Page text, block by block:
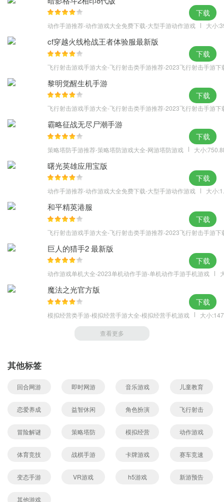
动作手游推荐-动作游戏大全免费下载-大型手游动作游戏 大小
下载
cf穿越火线枪战王者体验服最新版
飞行射击游戏手游大全-飞行射击类手游推荐-2023飞行射击手游下
下载
黎明觉醒生机手游
飞行射击游戏手游大全-飞行射击类手游推荐-2023飞行射击手游下
下载
霸略征战无尽尸潮手游
策略塔防手游推荐-策略塔防游戏大全-网游塔防游戏 大小
下载
曙光英雄应用宝版
动作手游推荐-动作游戏大全免费下载-大型手游动作游戏 大小
下载
和平精英港服
飞行射击游戏手游大全-飞行射击类手游推荐-2023飞行射击手游下
下载
巨人的猎手2 最新版
动作游戏单机大全-2023单机动作手游-单机动作手游手机游戏
下载
魔法之光官方版
模拟经营类手游-模拟经营手游大全-模拟经营手机游戏 大小
下载
查看更多
其他标签
回合网游 即时网游 音乐游戏 儿童教育
恋爱养成 益智休闲 角色扮演 飞行射击
冒险解谜 策略塔防 模拟经营 动作游戏
体育竞技 战棋手游 卡牌游戏 赛车竞速
变态手游 VR游戏 h5游戏 新游预告
其他游戏